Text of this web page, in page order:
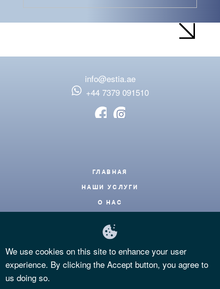
info@estia.ae
‪+44 7379 091510
Footer
ГЛАВНАЯ
НАШИ УСЛУГИ
О НАС
КОНТАКТЫ
ЧАСТЫЕ ВОПРОСЫ
КОНФИДЕНЦИАЛЬНОСТЬ
We use cookies on this site to enhance your user
experience. By clicking the Accept button, you agree to
us doing so.